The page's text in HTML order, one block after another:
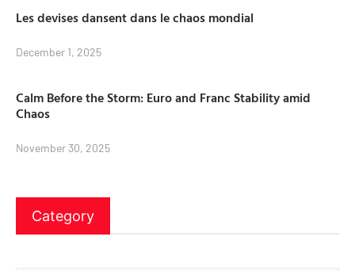
Les devises dansent dans le chaos mondial
December 1, 2025
Calm Before the Storm: Euro and Franc Stability amid
Chaos
November 30, 2025
Category